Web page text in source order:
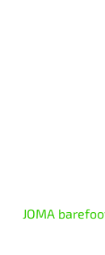
JOMA